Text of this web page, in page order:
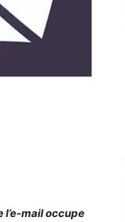
l’e-mail occupe